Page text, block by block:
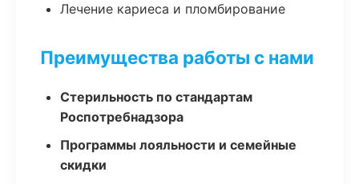
Лечение кариеса и пломбирование
Преимущества работы с нами
Стерильность по стандартам
Роспотребнадзора
Программы лояльности и семейные
скидки